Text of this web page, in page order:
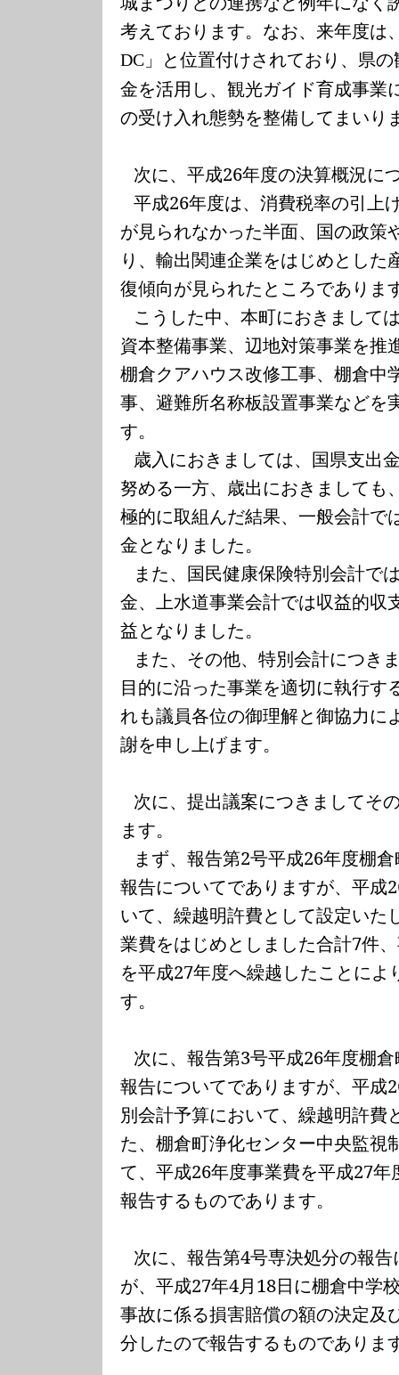
考えております。なお、来年度は
DC 」と位置付けされており、県
金を活用し、観光ガイド育成事業
の受け入れ態勢を整備してまいり
次に、平成26年度の決算概況に
平成26年度は、消費税率の引上
が見られなかった半面、国の政策
り、輸出関連企業をはじめとした
復傾向が見られたところでありま
こうした中、本町におきまして
資本整備事業、辺地対策事業を推
棚倉クアハウス改修工事、棚倉中
事、避難所名称板設置事業などを
す。
歳入におきましては、国県支出
努める一方、歳出におきましても
極的に取組んだ結果、一般会計で
金となりました。
また、国民健康保険特別会計で
金、上水道事業会計では収益的収
益となりました。
また、その他、特別会計につき
目的に沿った事業を適切に執行す
れも議員各位の御理解と御協力に
謝を申し上げます。
次に、提出議案につきましてそ
ます。
まず、報告第2号平成26年度棚
報告についてでありますが、平成
いて、繰越明許費として設定いた
業費をはじめとしました合計7件
を平成27年度へ繰越したことによ
す。
次に、報告第3号平成26年度棚
報告についてでありますが、平成
別会計予算において、繰越明許費
た、棚倉町浄化センター中央監視
て、平成26年度事業費を平成27年
報告するものであります。
次に、報告第4号専決処分の報
が、平成27年4月18日に棚倉中学
事故に係る損害賠償の額の決定及
分したので報告するものでありま